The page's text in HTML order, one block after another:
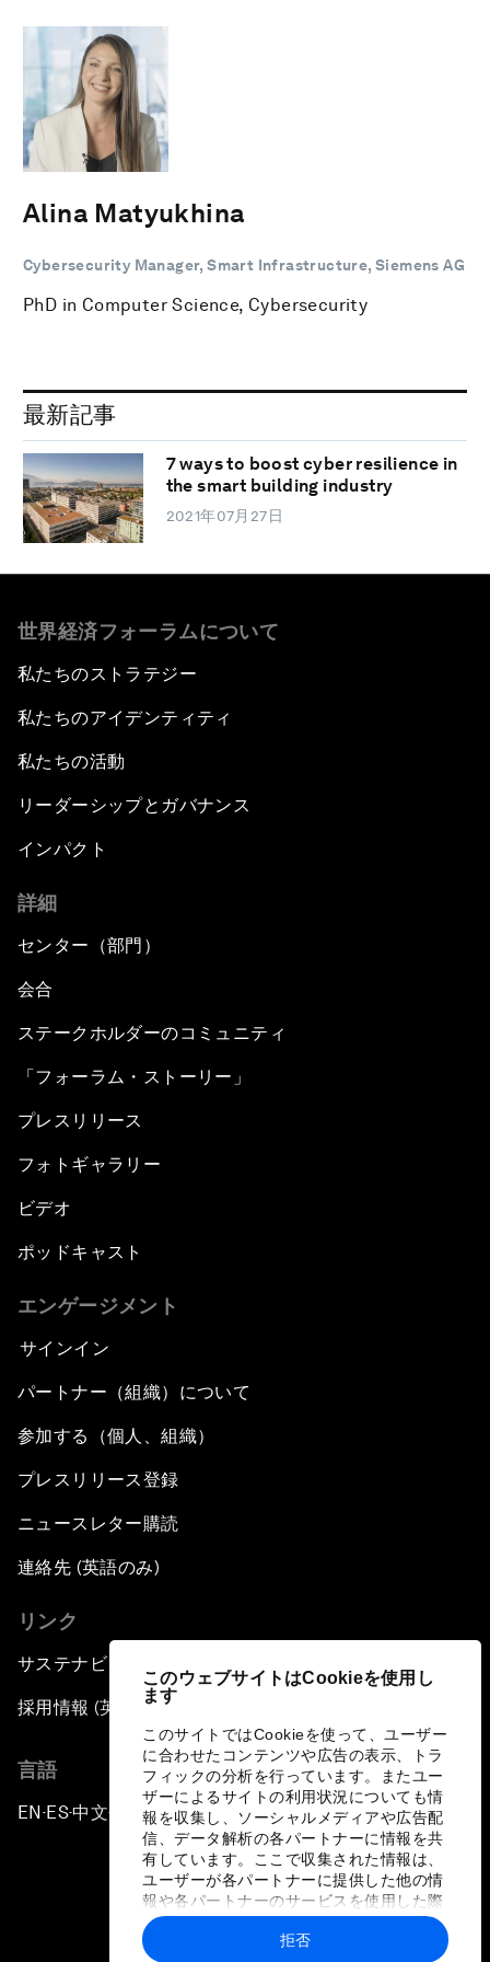
このウェブサイトはCookieを使用し
ます
このサイトではCookieを使って、ユーザー
に合わせたコンテンツや広告の表示、トラ
フィックの分析を行っています。またユー
ザーによるサイトの利用状況についても情
報を収集し、ソーシャルメディアや広告配
信、データ解析の各パートナーに情報を共
有しています。ここで収集された情報は、
ユーザーが各パートナーに提供した他の情
報や各パートナーのサービスを使用した際
に収集された情報と組み合わされ、各パー
トナーによって使用されることがありま
拒否
Alina Matyukhina
Cybersecurity Manager, Smart Infrastructure, Siemens AG
PhD in Computer Science, Cybersecurity
最新記事
7 ways to boost cyber resilience in
the smart building industry
2021年07月27日
世界経済フォーラムについて
私たちのストラテジー
私たちのアイデンティティ
私たちの活動
リーダーシップとガバナンス
インパクト
詳細
センター（部門）
会合
ステークホルダーのコミュニティ
「フォーラム・ストーリー」
プレスリリース
フォトギャラリー
ビデオ
ポッドキャスト
エンゲージメント
サインイン
パートナー（組織）について
参加する（個人、組織）
プレスリリース登録
ニュースレター購読
連絡先 (英語のみ)
リンク
サステナビリティへの取り組み
採用情報 (英語のみ)
言語
EN ▪ES▪中文▪ 日本語